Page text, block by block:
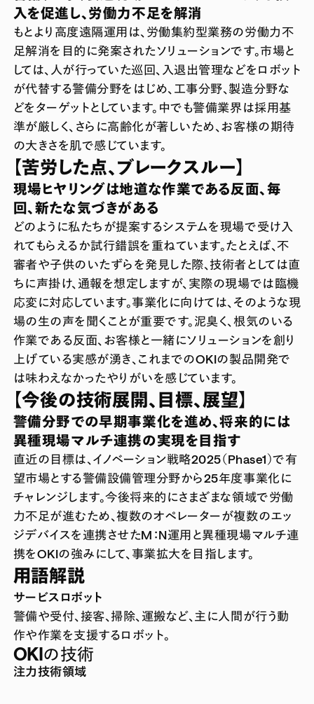
入を促進し、労働力不足を解消
もとより高度遠隔運用は、労働集約型業務の労働力不
足解消を目的に発案されたソリューションです。市場と
しては、人が行っていた巡回、入退出管理などをロボット
が代替する警備分野をはじめ、工事分野、製造分野な
どをターゲットとしています。中でも警備業界は採用基
準が厳しく、さらに高齢化が著しいため、お客様の期待
の大きさを肌で感じています。
【苦労した点、ブレークスルー】
現場ヒヤリングは地道な作業である反面、毎
回、新たな気づきがある
どのように私たちが提案するシステムを現場で受け入
れてもらえるか試行錯誤を重ねています。たとえば、不
審者や子供のいたずらを発見した際、技術者としては直
ちに声掛け、通報を想定しますが、実際の現場では臨機
応変に対応しています。事業化に向けては、そのような現
場の生の声を聞くことが重要です。泥臭く、根気のいる
作業である反面、お客様と一緒にソリューションを創り
上げている実感が湧き、これまでのOKIの製品開発で
は味わえなかったやりがいを感じています。
【今後の技術展開、目標、展望】
警備分野での早期事業化を進め、将来的には
異種現場マルチ連携の実現を目指す
直近の目標は、イノベーション戦略2025（Phase1）で有
望市場とする警備設備管理分野から25年度事業化に
チャレンジします。今後将来的にさまざまな領域で労働
力不足が進むため、複数のオペレーターが複数のエッ
ジデバイスを連携させたM：N運用と異種現場マルチ連
携をOKIの強みにして、事業拡大を目指します。
用語解説
サービスロボット
警備や受付、接客、掃除、運搬など、主に人間が行う動
作や作業を支援するロボット。
OKIの技術
注力技術領域